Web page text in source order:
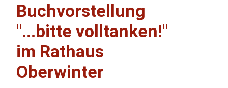
Buchvorstellung
"...bitte volltanken!"
im Rathaus
Oberwinter